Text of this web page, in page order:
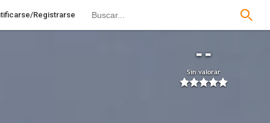
Registrarse
--
Sin valorar